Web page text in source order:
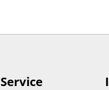
Service